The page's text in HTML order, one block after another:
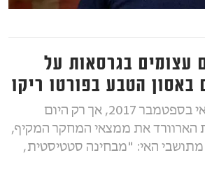
עצומים בגרסאות על
באסון הטבע בפורטו ריקו
הוריקן מריה הכה באי בספטמבר 2017, אך רק היום
הארוורד את ממצאי המחקר המקיף,
האי: "מבחינה סטטיסטית,